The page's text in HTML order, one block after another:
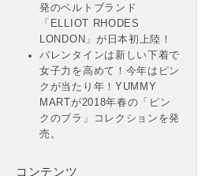
発のベルトブランド
「ELLIOT RHODES
LONDON」が日本初上陸！
バレンタインは新しい下着で
女子力を高めて！今年はピン
クが当たり年！YUMMY
MARTが2018年春の「ピン
クのブラ」コレクションを発
売。
コンテンツ